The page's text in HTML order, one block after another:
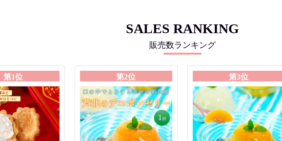
SALES RANKING
販売数ランキング
第1位 第2位 第3位